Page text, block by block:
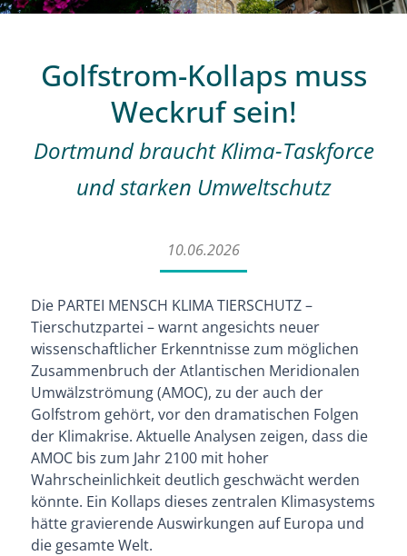
Golfstrom-Kollaps muss
Weckruf sein!
Dortmund braucht Klima-Taskforce
und starken Umweltschutz
10.06.2026
Die PARTEI MENSCH KLIMA TIERSCHUTZ –
Tierschutzpartei – warnt angesichts neuer
wissenschaftlicher Erkenntnisse zum möglichen
Zusammenbruch der Atlantischen Meridionalen
Umwälzströmung (AMOC), zu der auch der
Golfstrom gehört, vor den dramatischen Folgen
der Klimakrise. Aktuelle Analysen zeigen, dass die
AMOC bis zum Jahr 2100 mit hoher
Wahrscheinlichkeit deutlich geschwächt werden
könnte. Ein Kollaps dieses zentralen Klimasystems
hätte gravierende Auswirkungen auf Europa und
die gesamte Welt.